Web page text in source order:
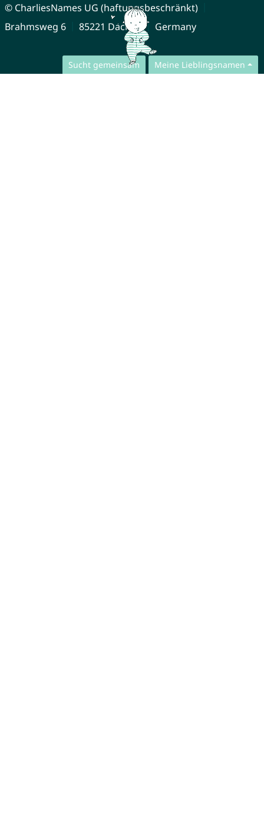
Sucht gemeinsam Meine Lieblingsnamen
© CharliesNames UG (haftungsbeschränkt)
Brahmsweg 6
85221 Dachau Germany